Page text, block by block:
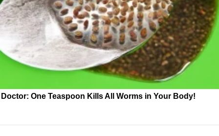
Doctor: One Teaspoon Kills All Worms in Your Body!